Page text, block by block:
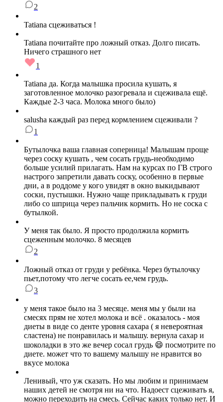
2
Tatiana сцеживаться !
Tatiana почитайте про ложный отказ. Долго писать.
Ничего страшного нет
1
Tatiana да. Когда малышка просила кушать, я
заготовленное молочко разогревала и сцеживала ещё.
Каждые 2-3 часа. Молока много было)
salusha каждый раз перед кормлением сцеживали ?
1
Бутылочка ваша главная соперница! Малышам проще
через соску кушать , чем сосать грудь-необходимо
больше усилий прилагать. Нам на курсах по ГВ строго
настрого запретили давать соску, особенно в первые
дни, а в роддоме у кого увидят в окно выкидывают
соски, пустышки. Нужно чаще прикладывать к груди
либо со шприца через пальчик кормить. Но не соска с
бутылкой.
У меня так было. Я просто продолжила кормить
сцеженным молочко. 8 месяцев
2
Ложный отказ от груди у ребёнка. Через бутылочку
пьет,потому что легче сосать ее,чем грудь.
3
у меня такое было на 3 месяце. меня мы у были на
смесях прям не хотел молока и всё . оказалось - моя
диеты в виде со денте уровня сахара ( я невероятная
сластена) не понравилась и малышу. вернула сахар и
шоколадки в это же вечер сосал грудь 😄 посмотрите по
диете. может что то вашему малышу не нравится во
вкусе молока
Ленивый, что уж сказать. Но мы любим и принимаем
наших детей не смотря ни на что. Надоест сцеживать я,
можно переходить на смесь. Сейчас каких только нет. И